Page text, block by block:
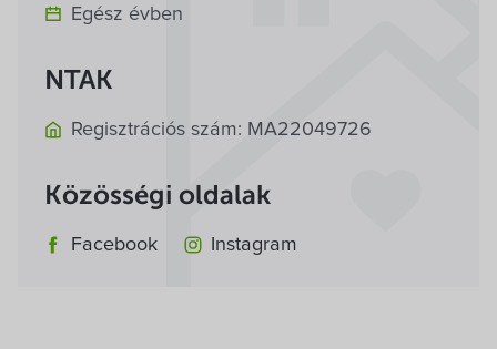
Egész évben
NTAK
Regisztrációs szám: MA22049726
Közösségi oldalak
Facebook Instagram